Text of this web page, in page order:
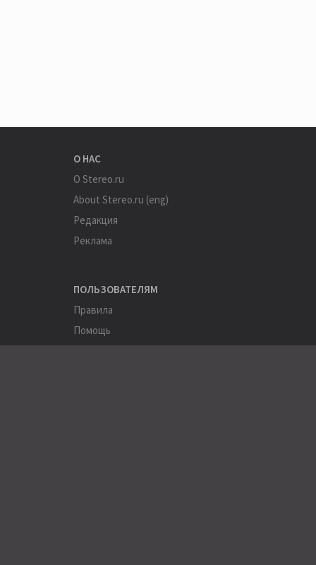
О НАС
О Stereo.ru
About Stereo.ru (eng)
Редакция
Реклама
ПОЛЬЗОВАТЕЛЯМ
Правила
Помощь